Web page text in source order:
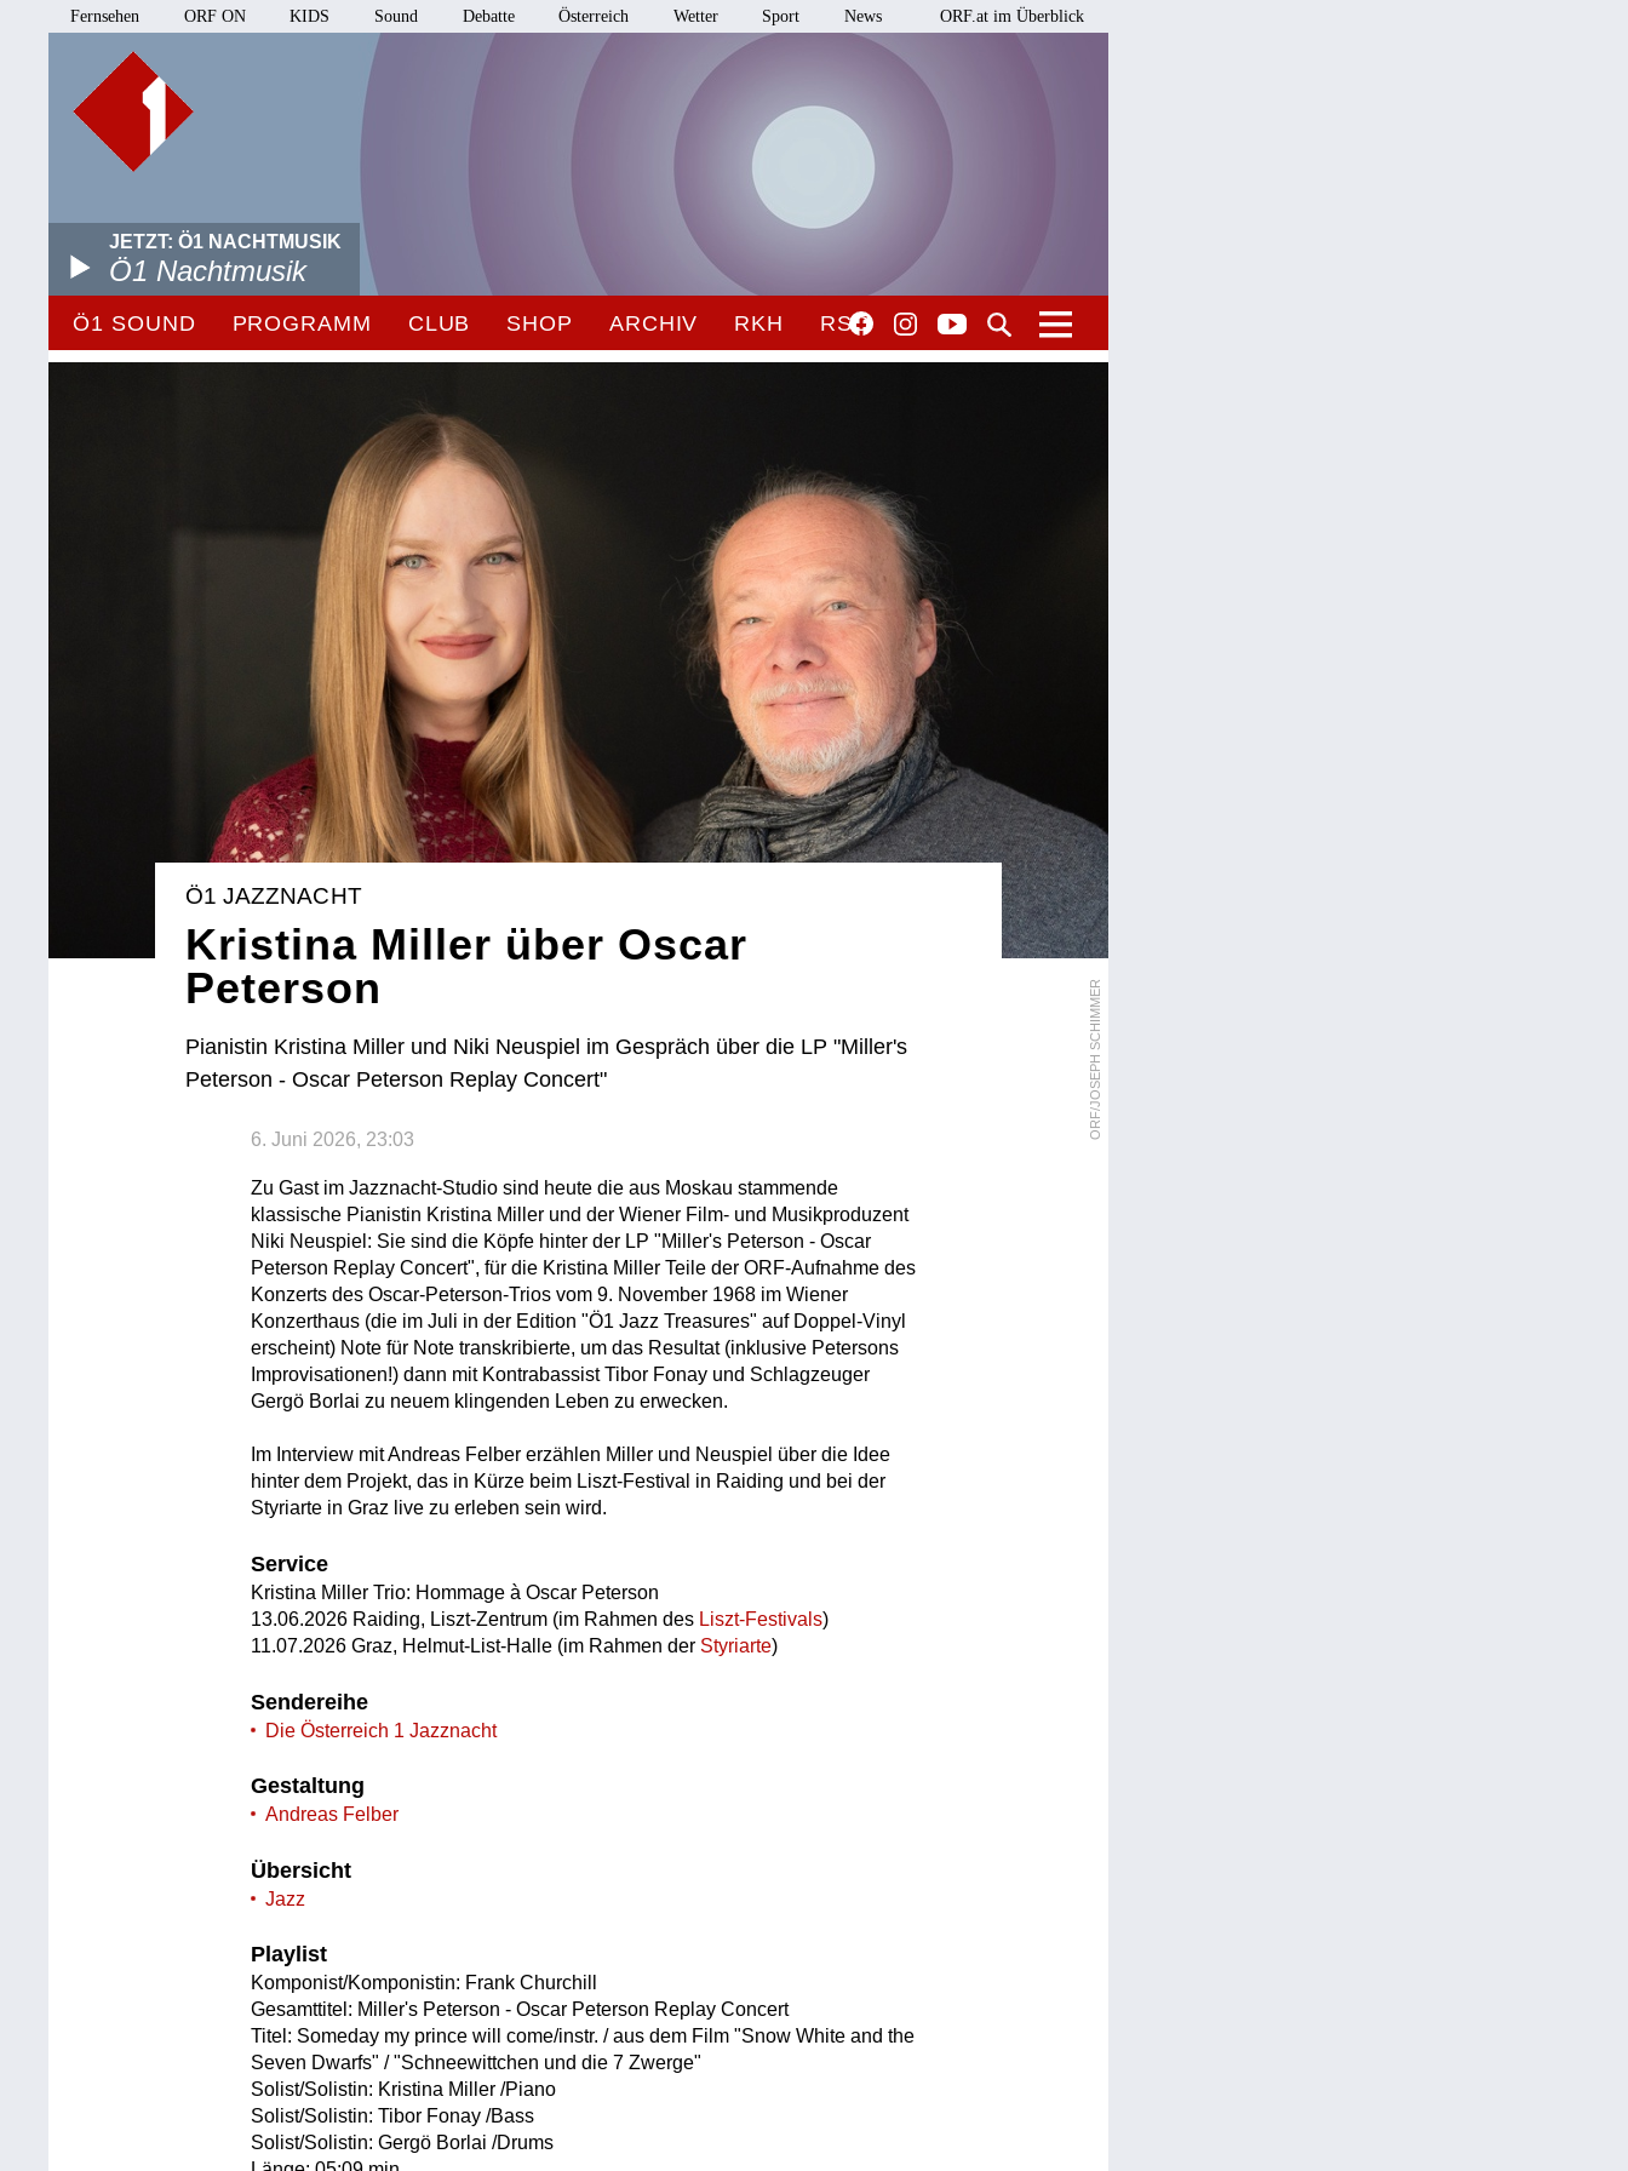
Fernsehen ORF ON KIDS Sound Debatte Österreich Wetter Sport News ORF.at im Überblick
JETZT: Ö1 NACHTMUSIK
Ö1 Nachtmusik
Ö1 SOUND PROGRAMM CLUB SHOP ARCHIV RKH RSO
ORF/JOSEPH SCHIMMER
Ö1 JAZZNACHT
Kristina Miller über Oscar
Peterson
Pianistin Kristina Miller und Niki Neuspiel im Gespräch über die LP "Miller's
Peterson - Oscar Peterson Replay Concert"
6. Juni 2026, 23:03
Zu Gast im Jazznacht-Studio sind heute die aus Moskau stammende
klassische Pianistin Kristina Miller und der Wiener Film- und Musikproduzent
Niki Neuspiel: Sie sind die Köpfe hinter der LP "Miller's Peterson - Oscar
Peterson Replay Concert", für die Kristina Miller Teile der ORF-Aufnahme des
Konzerts des Oscar-Peterson-Trios vom 9. November 1968 im Wiener
Konzerthaus (die im Juli in der Edition "Ö1 Jazz Treasures" auf Doppel-Vinyl
erscheint) Note für Note transkribierte, um das Resultat (inklusive Petersons
Improvisationen!) dann mit Kontrabassist Tibor Fonay und Schlagzeuger
Gergö Borlai zu neuem klingenden Leben zu erwecken.
Im Interview mit Andreas Felber erzählen Miller und Neuspiel über die Idee
hinter dem Projekt, das in Kürze beim Liszt-Festival in Raiding und bei der
Styriarte in Graz live zu erleben sein wird.
Service
Kristina Miller Trio: Hommage à Oscar Peterson
13.06.2026 Raiding, Liszt-Zentrum (im Rahmen des Liszt-Festivals)
11.07.2026 Graz, Helmut-List-Halle (im Rahmen der Styriarte)
Sendereihe
Die Österreich 1 Jazznacht
Gestaltung
Andreas Felber
Übersicht
Jazz
Playlist
Komponist/Komponistin: Frank Churchill
Gesamttitel: Miller's Peterson - Oscar Peterson Replay Concert
Titel: Someday my prince will come/instr. / aus dem Film "Snow White and the
Seven Dwarfs" / "Schneewittchen und die 7 Zwerge"
Solist/Solistin: Kristina Miller /Piano
Solist/Solistin: Tibor Fonay /Bass
Solist/Solistin: Gergö Borlai /Drums